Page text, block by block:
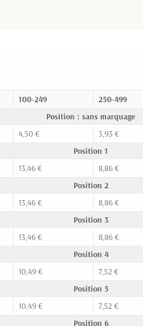
100-249 250-499
Position : sans marquage
4,50 € 3,93 €
Position 1
13,46 € 8,86 €
Position 2
13,46 € 8,86 €
Position 3
13,46 € 8,86 €
Position 4
10,49 € 7,52 €
Position 5
10,49 € 7,52 €
Position 6